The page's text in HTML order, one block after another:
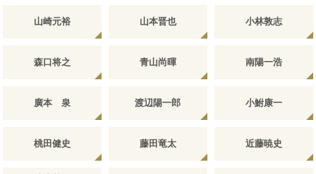
山崎元裕 山本晋也 小林敦志
森口将之 青山尚暉 南陽一浩
廣本 泉 渡辺陽一郎 小鮒康一
桃田健史 藤田竜太 近藤暁史